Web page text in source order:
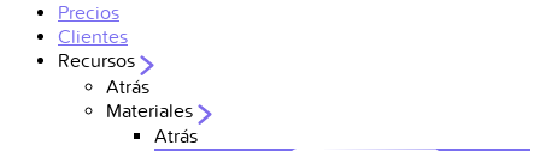
Precios
Clientes
Recursos
Atrás
Materiales
Atrás